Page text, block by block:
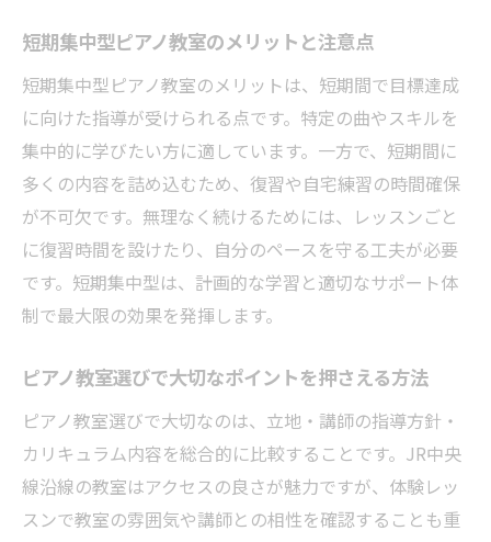
成長段階に合わせたピアノ教室選びのポイ
ント
ピアノ教室で子どものやる気を引き出す方
法
短期コースで基礎を身につけるレッスン活
用法
ピアノ教室選びで年齢や習熟度を考慮する
理由
親子で安心して通えるピアノ教室の特徴
短期集中型ピアノ教室のメリットとは
説
目的別に選べるピアノ教室短期コースの魅
短期集中型ピアノ教室のメリットと注意点
短期集中型ピアノ教室のメリットは、短期間で目標達成
に向けた指導が受けられる点です。特定の曲やスキルを
集中的に学びたい方に適しています。一方で、短期間に
多くの内容を詰め込むため、復習や自宅練習の時間確保
が不可欠です。無理なく続けるためには、レッスンごと
に復習時間を設けたり、自分のペースを守る工夫が必要
です。短期集中型は、計画的な学習と適切なサポート体
制で最大限の効果を発揮します。
ピアノ教室選びで大切なポイントを押さえる方法
ピアノ教室選びで大切なのは、立地・講師の指導方針・
カリキュラム内容を総合的に比較することです。JR中央
線沿線の教室はアクセスの良さが魅力ですが、体験レッ
スンで教室の雰囲気や講師との相性を確認することも重